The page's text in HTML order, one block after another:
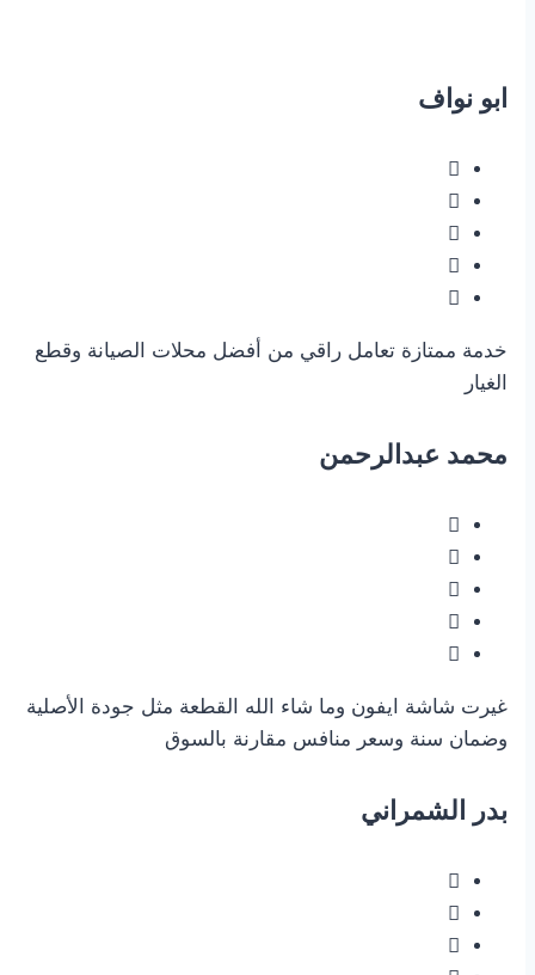
ابو نواف
خدمة ممتازة تعامل راقي من أفضل محلات الصيانة وقطع
الغيار
محمد عبدالرحمن
غيرت شاشة ايفون وما شاء الله القطعة مثل جودة الأصلية
وضمان سنة وسعر منافس مقارنة بالسوق
بدر الشمراني